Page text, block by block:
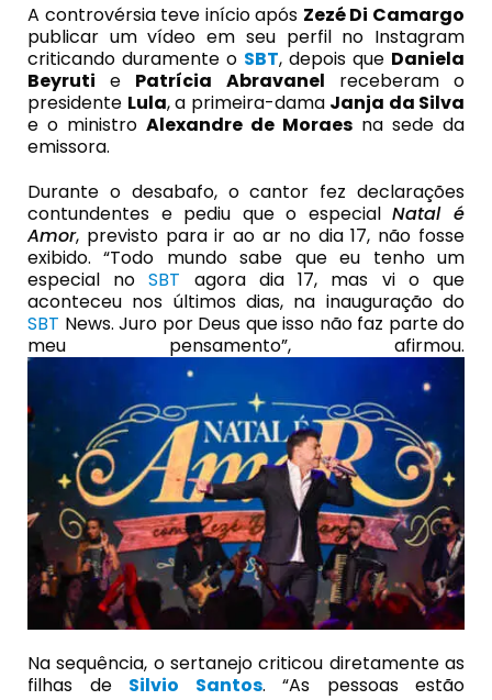
A controvérsia teve início após ZezéDi Camargo
publicar um vídeo em seu perfil no Instagram
criticando duramente o SBT, depois que Daniela
Beyruti e Patrícia Abravanel receberam o
presidente Lula, a primeira-dama Janja da Silva
e o ministro Alexandre de Moraes na sede da
emissora.
Durante o desabafo, o cantor fez declarações
contundentes e pediu que o especialNatal é
Amor, previsto para ir ao ar no dia 17, não fosse
exibido. “Todo mundo sabe que eu tenho um
especial noSBT agora dia 17, mas vi o que
aconteceu nos últimos dias, na inauguração do
SBT News. Juro por Deus que isso não faz parte do
meu pensamento”, afirmou.
Na sequência, o sertanejo criticou diretamente as
filhas de Silvio Santos. “As pessoas estão